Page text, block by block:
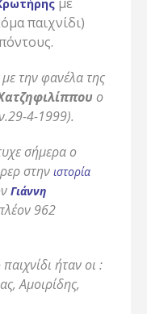
με
παιχνίδι)
την φανέλα της
ο
4-1999).
σήμερα ο
στην ιστορία
Γιάννη
962
ήταν οι :
Αμοιρίδης,